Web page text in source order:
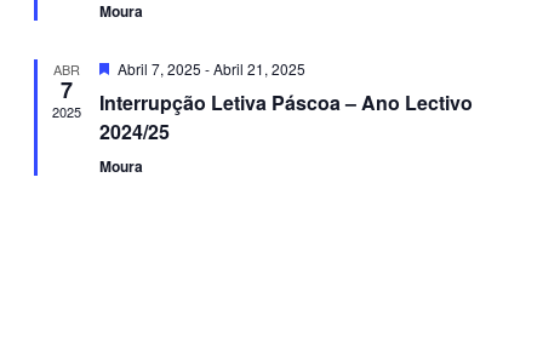
Moura
ABR
7
2025
Destaque
Abril 7, 2025 -Abril 21, 2025
Interrupção Letiva Páscoa – Ano Lectivo
2024/25
Moura